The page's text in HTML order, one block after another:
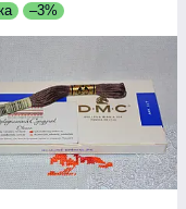
–3%